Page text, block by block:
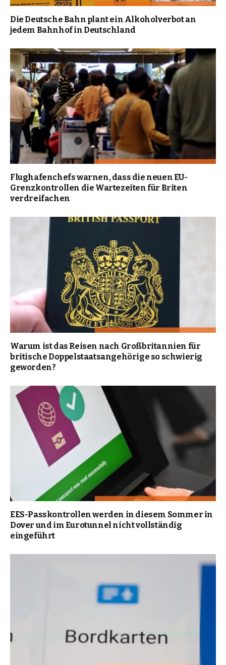
Die Deutsche Bahn plant ein Alkoholverbot an
jedem Bahnhof in Deutschland
Flughafenchefs warnen, dass die neuen EU-
Grenzkontrollen die Wartezeiten für Briten
verdreifachen
Warum ist das Reisen nach Großbritannien für
britische Doppelstaatsangehörige so schwierig
geworden?
EES-Passkontrollen werden in diesem Sommer in
Dover und im Eurotunnel nicht vollständig
eingeführt